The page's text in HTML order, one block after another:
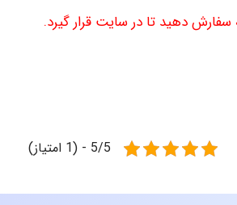
سفارش دهید تا در سایت قرار گیرد.
5/5 - (1 امتیاز)